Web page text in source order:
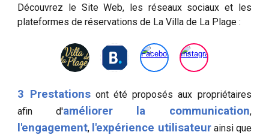
Découvrez le Site Web, les réseaux sociaux et les
plateformes de réservations de La Villa de La Plage :
3 Prestationsont été proposés aux propriétaires
afin d'améliorer la communication,
l'engagement, l'expérience utilisateurainsi que